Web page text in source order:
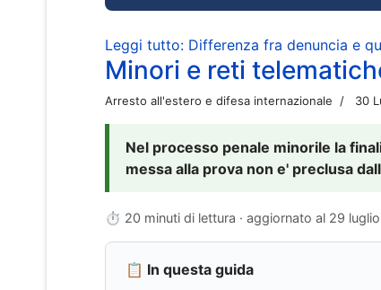
Leggi tutto: Differenza fra denuncia e
Minori e reti
Arresto all'estero e difesa internazionale 30
Nel processo penale minorile la
messa alla prova non e' preclusa
⏱ 20 minuti di lettura · aggiornato al 29
📋 In questa guida